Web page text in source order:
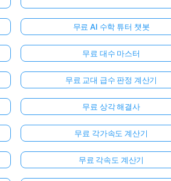
무료 AI 수학 튜터 챗봇
무료 대수 마스터
무료 교대 급수 판정 계산기
무료 상각 해결사
무료 각가속도 계산기
무료 각속도 계산기